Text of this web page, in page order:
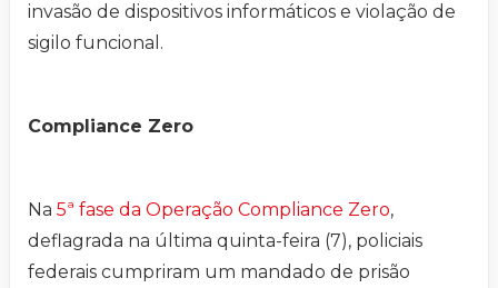
invasão de dispositivos informáticos e violação de
sigilo funcional.
Compliance Zero
Na 5ª fase da Operação Compliance Zero,
deflagrada na última quinta-feira (7), policiais
federais cumpriram um mandado de prisão